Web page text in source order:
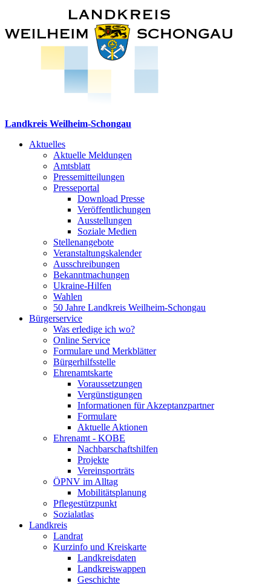
Landkreis Weilheim-Schongau
Aktuelles
Aktuelle Meldungen
Amtsblatt
Pressemitteilungen
Presseportal
Download Presse
Veröffentlichungen
Ausstellungen
Soziale Medien
Stellenangebote
Veranstaltungskalender
Ausschreibungen
Bekanntmachungen
Ukraine-Hilfen
Wahlen
50 Jahre Landkreis Weilheim-Schongau
Bürgerservice
Was erledige ich wo?
Online Service
Formulare und Merkblätter
Bürgerhilfsstelle
Ehrenamtskarte
Voraussetzungen
Vergünstigungen
Informationen für Akzeptanzpartner
Formulare
Aktuelle Aktionen
Ehrenamt - KOBE
Nachbarschaftshilfen
Projekte
Vereinsporträts
ÖPNV im Alltag
Mobilitätsplanung
Pflegestützpunkt
Sozialatlas
Landkreis
Landrat
Kurzinfo und Kreiskarte
Landkreisdaten
Landkreiswappen
Geschichte